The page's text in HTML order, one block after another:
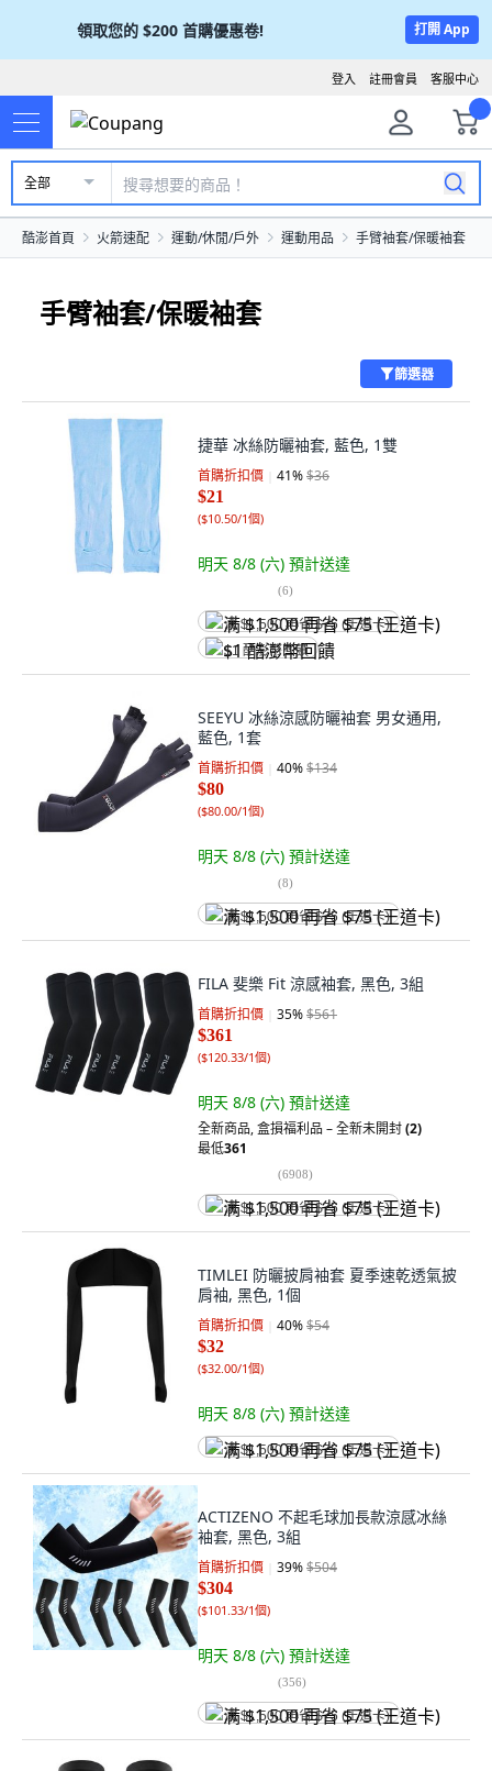
領取您的 $200 首購優惠卷! 打開 App
客服中心
註冊會員
登入
全部
酷澎首頁 火箭速配 運動/休閒/戶外 運動用品 手臂袖套/保暖袖套
手臂袖套/保暖袖套
篩選器
捷華 冰絲防曬袖套, 藍色, 1雙
首購折扣價 41%$36
$21
($10.50/1個)
明天 8/8 (六) 預計送達
(6)
满 $1,500 再省 $75 (王道卡)
$1 酷澎幣回饋
SEEYU 冰絲涼感防曬袖套 男女通用,
藍色, 1套
首購折扣價 40%$134
$80
($80.00/1個)
明天 8/8 (六) 預計送達
(8)
满 $1,500 再省 $75 (王道卡)
FILA 斐樂 Fit 涼感袖套, 黑色, 3組
首購折扣價 35%$561
$361
($120.33/1個)
明天 8/8 (六) 預計送達
全新商品,盒損福利品 – 全新未開封(2)
最低361
(6908)
满 $1,500 再省 $75 (王道卡)
TIMLEI 防曬披肩袖套 夏季速乾透氣披
肩袖, 黑色, 1個
首購折扣價 40%$54
$32
($32.00/1個)
明天 8/8 (六) 預計送達
满 $1,500 再省 $75 (王道卡)
ACTIZENO 不起毛球加長款涼感冰絲
袖套, 黑色, 3組
首購折扣價 39%$504
$304
($101.33/1個)
明天 8/8 (六) 預計送達
(356)
满 $1,500 再省 $75 (王道卡)